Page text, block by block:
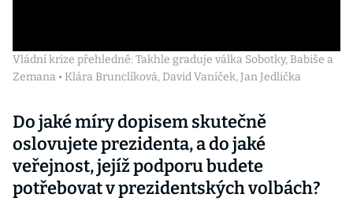
Vládní krize přehledně: Takhle graduje válka Sobotky, Babiše a
Zemana • Klára Brunclíková, David Vaníček, Jan Jedlička
Do jaké míry dopisem skutečně
oslovujete prezidenta, a do jaké
veřejnost, jejíž podporu budete
potřebovat v prezidentských volbách?